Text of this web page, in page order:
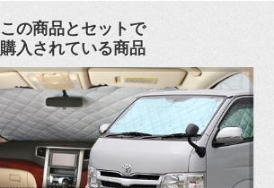
この商品とセットで
購入されている商品